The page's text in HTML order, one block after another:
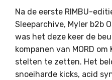
Na de eerste RIMBU-
Sleeparchive, Myler b2b
was het deze keer de
kompanen van MORD
stelten te zetten. Het
snoeiharde kicks, acid